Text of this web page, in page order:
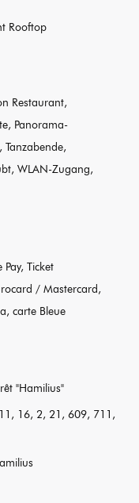
Rooftop
Restaurant,
Panorama-
Tanzabende,
WLAN-Zugang,
Ticket
/ Mastercard,
carte Bleue
"Hamilius"
16, 2, 21, 609, 711,